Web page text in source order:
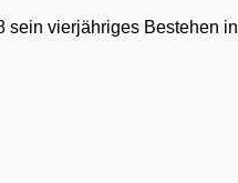
sein vierjähriges Bestehen in